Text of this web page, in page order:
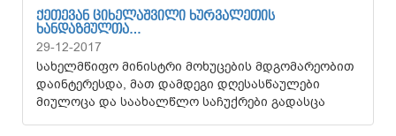
ᲥᲔᲗᲔᲕᲐᲜ ᲪᲘᲮᲔᲚᲐᲨᲕᲘᲚᲘ ᲮᲣᲠᲕᲐᲚᲔᲗᲘᲡ
ᲮᲐᲜᲓᲐᲖᲛᲣᲚᲗᲐ…
29-12-2017
სახელმწიფო მინისტრი მოხუცების მდგომარეობით
დაინტერესდა, მათ დამდეგი დღესასწაულები
მიულოცა და საახალწლო საჩუქრები გადასცა